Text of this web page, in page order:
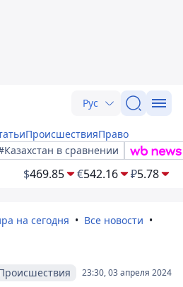
Рус
ПроисшествияПраво
в сравнении
$469.85 €542.16 ₽5.78
на сегодня
Все новости
23:30, 03 апреля 2024